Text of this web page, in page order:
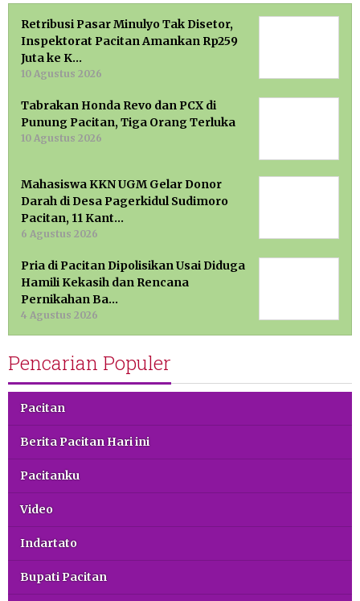
Retribusi Pasar Minulyo Tak Disetor,
Inspektorat Pacitan Amankan Rp259
Juta ke K…
10 Agustus 2026
Tabrakan Honda Revo dan PCX di
Punung Pacitan, Tiga Orang Terluka
10 Agustus 2026
Mahasiswa KKN UGM Gelar Donor
Darah di Desa Pagerkidul Sudimoro
Pacitan, 11 Kant…
6 Agustus 2026
Pria di Pacitan Dipolisikan Usai Diduga
Hamili Kekasih dan Rencana
Pernikahan Ba…
4 Agustus 2026
Pencarian Populer
Pacitan
Berita Pacitan Hari ini
Pacitanku
Video
Indartato
Bupati Pacitan